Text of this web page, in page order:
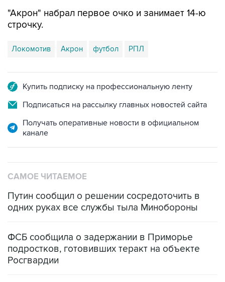
"Акрон" набрал первое очко и занимает 14-ю
строчку.
Локомотив Акрон футбол РПЛ
Купить подписку на профессиональную ленту
Подписаться на рассылку главных новостей сайта
Получать оперативные новости в официальном
канале
САМОЕ ЧИТАЕМОЕ
Путин сообщил о решении сосредоточить в
одних руках все службы тыла Минобороны
ФСБ сообщила о задержании в Приморье
подростков, готовивших теракт на объекте
Росгвардии